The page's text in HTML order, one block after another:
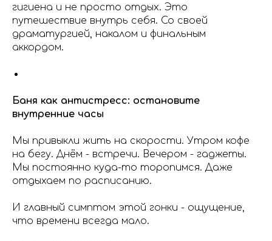
гигиена и не просто отдых. Это
путешествие внутрь себя. Со своей
драматургией, накалом и финальным
аккордом.
Баня как антистресс: остановите
внутренние часы
Мы привыкли жить на скорости. Утром кофе
на бегу. Днём - встречи. Вечером - гаджеты.
Мы постоянно куда-то торопимся. Даже
отдыхаем по расписанию.
И главный симптом этой гонки - ощущение,
что времени всегда мало.